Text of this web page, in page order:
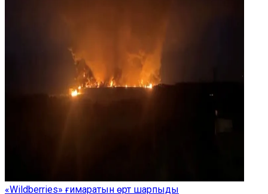
«Wildberries» ғимаратын өрт шарпыды